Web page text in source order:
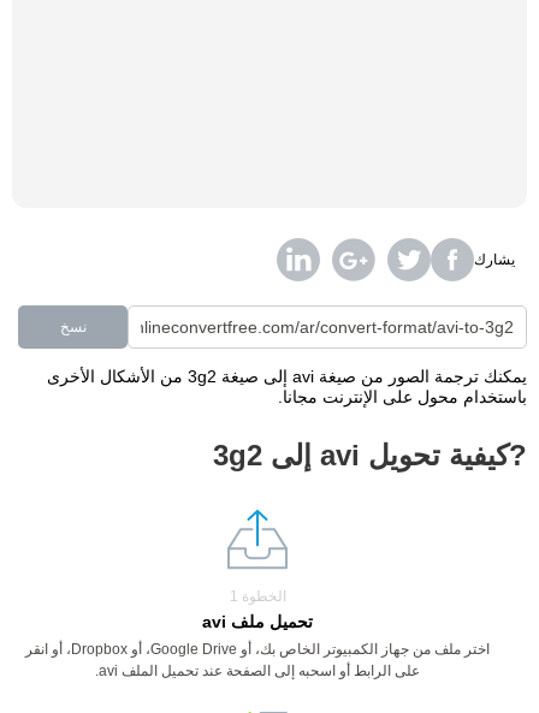
يشارك
نسخ
يمكنك ترجمة الصور من صيغة avi إلى صيغة 3g2 من الأشكال الأخرى
باستخدام محول على الإنترنت مجانا.
?كيفية تحويل avi إلى 3g2
الخطوة 1
تحميل ملف avi
اختر ملف من جهاز الكمبيوتر الخاص بك، أو Google Drive، أو Dropbox، أو انقر
على الرابط أو اسحبه إلى الصفحة عند تحميل الملف avi.